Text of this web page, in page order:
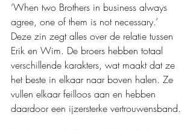
‘When two Brothers in business always
agree, one of them is not necessary.’
Deze zin zegt alles over de relatie tussen
Erik en Wim. De broers hebben totaal
verschillende karakters, wat maakt dat ze
het beste in elkaar naar boven halen. Ze
vullen elkaar feilloos aan en hebben
daardoor een ijzersterke vertrouwensband.